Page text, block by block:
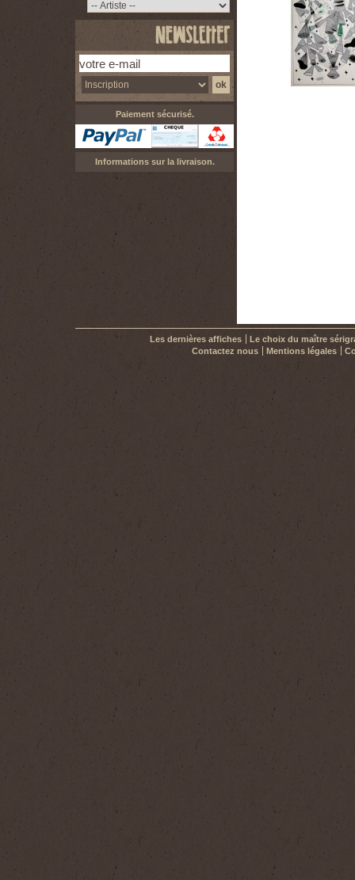
Paiement sécurisé.
Informations sur la livraison.
Les dernières affiches
Le choix du maître
Contactez nous
Mentions légales